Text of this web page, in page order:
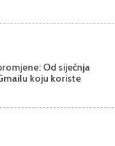
Od siječnja
koju koriste